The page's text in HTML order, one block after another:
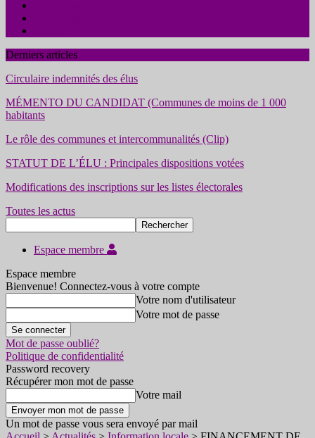
Derniers articles
Circulaire indemnités des élus
MÉMENTO DU CANDIDAT (Communes de moins de 1 000
habitants
Le rôle des communes et intercommunalités (Clip)
STATUT DE L’ÉLU : Principales dispositions votées
Modifications des inscriptions sur les listes électorales
Toutes les actus
Espace membre
Espace membre
Bienvenue! Connectez-vous à votre compte
Votre nom d'utilisateur
Votre mot de passe
Mot de passe oublié?
Politique de confidentialité
Password recovery
Récupérer mon mot de passe
Votre mail
Un mot de passe vous sera envoyé par mail